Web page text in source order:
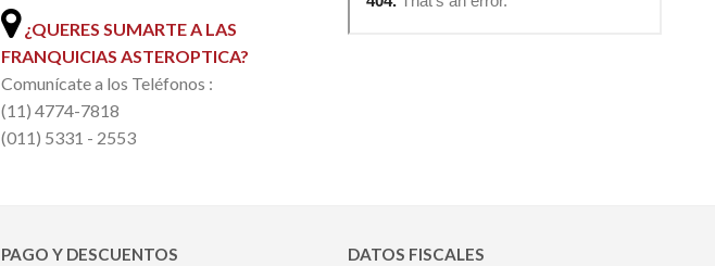
¿QUERES SUMARTE A LAS
FRANQUICIAS ASTEROPTICA?
Comunícate a los Teléfonos :
(11) 4774-7818
(011) 5331 - 2553
PAGO Y DESCUENTOS DATOS FISCALES